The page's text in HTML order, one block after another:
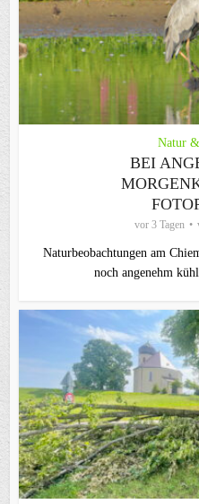
Natur
BEI
vor 3 Tagen
Naturbeobachtungen am
noch angenehm